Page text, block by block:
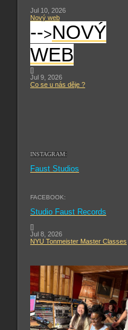
Jul 10, 2026
Nový web
-->NOVÝ
WEB
[]
Jul 9, 2026
Co se u nás děje ?
INSTAGRAM:
Faust Studios
FACEBOOK:
Studio Faust Records
[]
Jul 8, 2026
NYU Tonmeister Master Classes